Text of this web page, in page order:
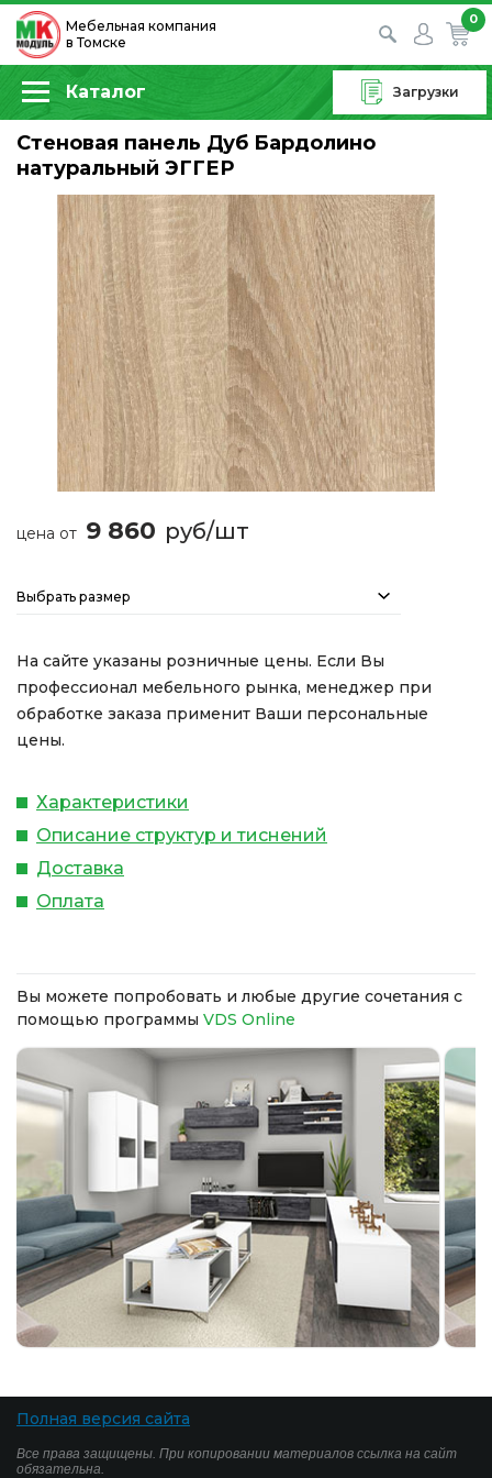
Мебельная компания
в Томске
0
Каталог Загрузки
Стеновая панель Дуб Бардолино
натуральный ЭГГЕР
цена от 9 860 руб/шт
Выбрать размер
На сайте указаны розничные цены. Если Вы
профессионал мебельного рынка, менеджер при
обработке заказа применит Ваши персональные
цены.
Характеристики
Описание структур и тиснений
Доставка
Оплата
Вы можете попробовать и любые другие сочетания с
помощью программы VDS Online
Полная версия сайта
Все права защищены. При копировании материалов ссылка на сайт
обязательна.